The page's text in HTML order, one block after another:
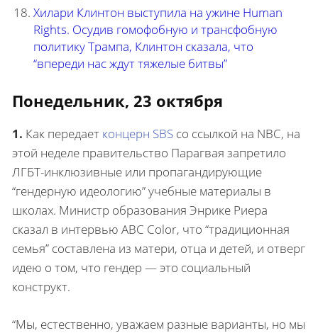
Хилари Клинтон выступила на ужине Human
Rights. Осудив гомофобную и трансфобную
политику Трампа, Клинтон сказала, что
“впереди нас ждут тяжелые битвы”
Понедельник, 23 октября
1. Как передает концерн SBS со ссылкой на NBC, на
этой неделе правительство Парагвая запретило
ЛГБТ-инклюзивные или пропагандирующие
“гендерную идеологию” учебные материалы в
школах. Министр образования Энрике Риера
сказал в интервью ABC Color, что “традиционная
семья” составлена из матери, отца и детей, и отверг
идею о том, что гендер — это социальный
конструкт.
“Мы, естественно, уважаем разные варианты, но мы